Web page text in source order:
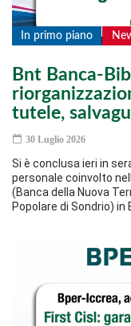
In primo piano
Bnt Banca-
tutele,
30 Luglio 2026
Si è conclusa ieri in
personale coinvolto
(Banca della Nuova
Popolare di Sondrio) in